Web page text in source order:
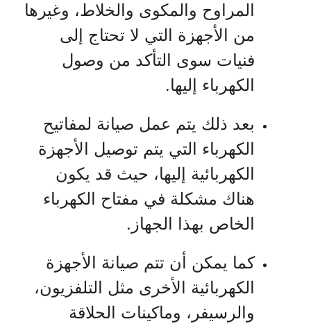
المراوح والمكوى والخلاط، وغيرها
من الأجهزة التي لا تحتاج إلى
فنيات سوى التأكد من وصول
الكهرباء إليها.
بعد ذلك يتم عمل صيانة لمفاتيح
الكهرباء التي يتم توصيل الأجهزة
الكهربائية إليها، حيث قد يكون
هناك مشكلة في مفتاح الكهرباء
الخاص بهذا الجهاز.
كما يمكن أن تتم صيانة الأجهزة
الكهربائية الأخرى مثل التلفزيون،
والرسيفر، وماكينات الحلاقة